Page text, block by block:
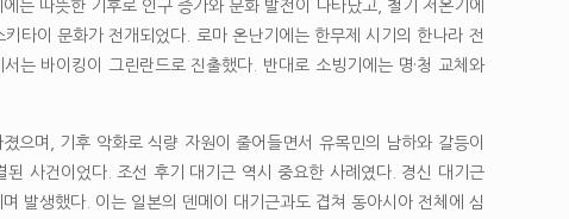
는 따뜻한 기후로 인구 증가와 문화 발전이 나타났고, 철기 저온기에
타이 문화가 전개되었다. 로마 온난기에는 한무제 시기의 한나라 전
는 바이킹이 그린란드로 진출했다. 반대로 소빙기에는 명·청 교체와
으며, 기후 악화로 식량 자원이 줄어들면서 유목민의 남하와 갈등이
사건이었다. 조선 후기 대기근 역시 중요한 사례였다. 경신 대기근
발생했다. 이는 일본의 덴메이 대기근과도 겹쳐 동아시아 전체에 심